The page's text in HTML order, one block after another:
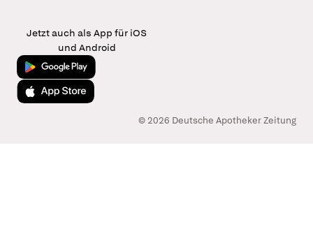
Jetzt auch als App für iOS
und Android
Jetzt bei Google Play
Laden im App Store
© 2026 Deutsche Apotheker Zeitung